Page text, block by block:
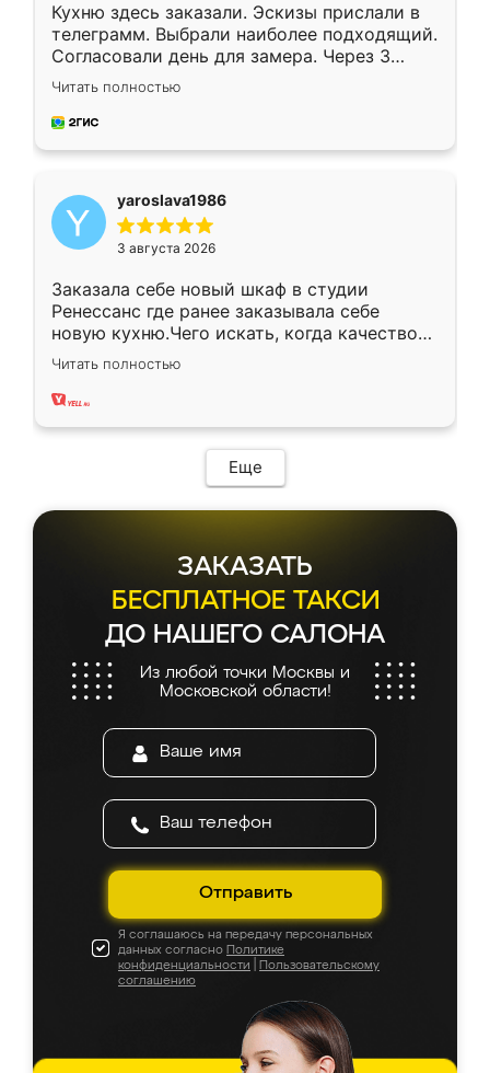
Кухню здесь заказали. Эскизы прислали в
телеграмм. Выбрали наиболее подходящий.
Согласовали день для замера. Через 3
недели кухня была уже готова. Остались
довольны работой. Спасибо Ренессанс
мебель за качественную работу!
Читать полностью
yaroslava1986
3 августа 2026
Заказала себе новый шкаф в студии
Ренессанс где ранее заказывала себе
новую кухню.Чего искать, когда качеством
вполне довольна. Служит кухня уже почти
два года, нареканий нет.
Читать полностью
Еще
ЗАКАЗАТЬ
БЕСПЛАТНОЕ ТАКСИ
ДО НАШЕГО САЛОНА
Из любой точки Москвы и
Московской области!
Отправить
Я соглашаюсь на передачу персональных
данных согласно Политике
конфиденциальности
Пользовательскому
соглашению